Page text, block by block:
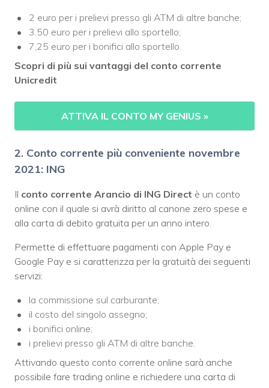
2 euro per i prelievi presso gli ATM di altre banche;
3.50 euro per i prelievi allo sportello;
7,25 euro per i bonifici allo sportello.
Scopri di più sui vantaggi del conto corrente
Unicredit
ATTIVA IL CONTO MY GENIUS »
2. Conto corrente più conveniente novembre
2021: ING
Il conto corrente Arancio di ING Direct è un conto
online con il quale si avrà diritto al canone zero spese e
alla carta di debito gratuita per un anno intero.
Permette di effettuare pagamenti con Apple Pay e
Google Pay e si caratterizza per la gratuità dei seguenti
servizi:
la commissione sul carburante;
il costo del singolo assegno;
i bonifici online;
i prelievi presso gli ATM di altre banche.
Attivando questo conto corrente online sarà anche
possibile fare trading online e richiedere una carta di